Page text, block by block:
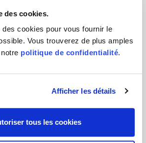
des cookies.
cookies pour vous fournir le
Vous trouverez de plus amples
politique de confidentialité.
Afficher les détails
tous les cookies